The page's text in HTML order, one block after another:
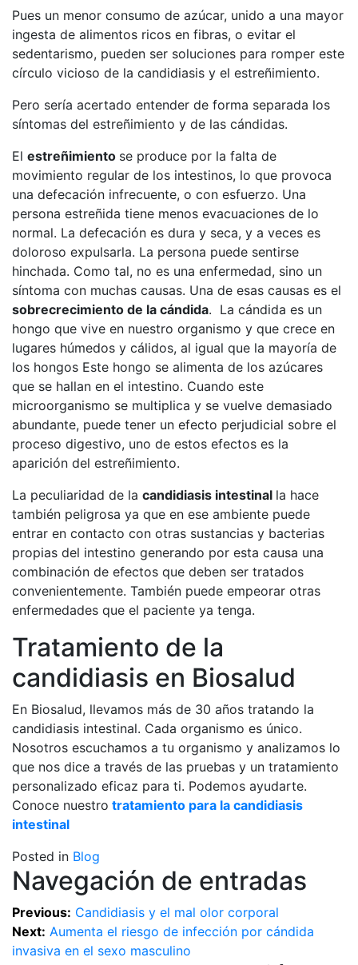
Pues un menor consumo de azúcar, unido a una mayor
ingesta de alimentos ricos en fibras, o evitar el
sedentarismo, pueden ser soluciones para romper este
círculo vicioso de la candidiasis y el estreñimiento.
Pero sería acertado entender de forma separada los
síntomas del estreñimiento y de las cándidas.
El estreñimiento se produce por la falta de
movimiento regular de los intestinos, lo que provoca
una defecación infrecuente, o con esfuerzo. Una
persona estreñida tiene menos evacuaciones de lo
normal. La defecación es dura y seca, y a veces es
doloroso expulsarla. La persona puede sentirse
hinchada. Como tal, no es una enfermedad, sino un
síntoma con muchas causas. Una de esas causas es el
sobrecrecimiento de la cándida. La cándida es un
hongo que vive en nuestro organismo y que crece en
lugares húmedos y cálidos, al igual que la mayoría de
los hongos Este hongo se alimenta de los azúcares
que se hallan en el intestino. Cuando este
microorganismo se multiplica y se vuelve demasiado
abundante, puede tener un efecto perjudicial sobre el
proceso digestivo, uno de estos efectos es la
aparición del estreñimiento.
La peculiaridad de la candidiasis intestinal la hace
también peligrosa ya que en ese ambiente puede
entrar en contacto con otras sustancias y bacterias
propias del intestino generando por esta causa una
combinación de efectos que deben ser tratados
convenientemente. También puede empeorar otras
enfermedades que el paciente ya tenga.
Tratamiento de la
candidiasis en Biosalud
En Biosalud, llevamos más de 30 años tratando la
candidiasis intestinal. Cada organismo es único.
Nosotros escuchamos a tu organismo y analizamos lo
que nos dice a través de las pruebas y un tratamiento
personalizado eficaz para ti. Podemos ayudarte.
Conoce nuestro tratamiento para la candidiasis
intestinal
Posted in Blog
Navegación de entradas
Previous: Candidiasis y el mal olor corporal
Next: Aumenta el riesgo de infección por cándida
invasiva en el sexo masculino